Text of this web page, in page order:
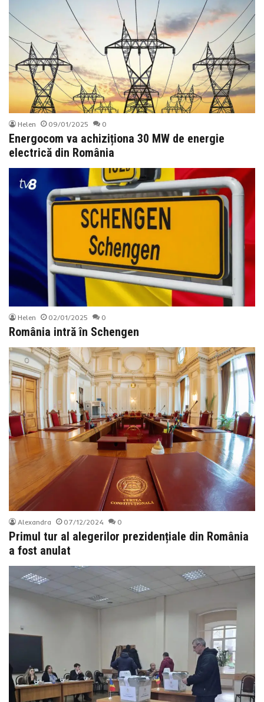
Helen 09/01/2025 0
Energocom va achiziționa 30 MW de energie
electrică din România
Helen 02/01/2025 0
România intră în Schengen
Alexandra 07/12/2024 0
Primul tur al alegerilor prezidențiale din România
a fost anulat